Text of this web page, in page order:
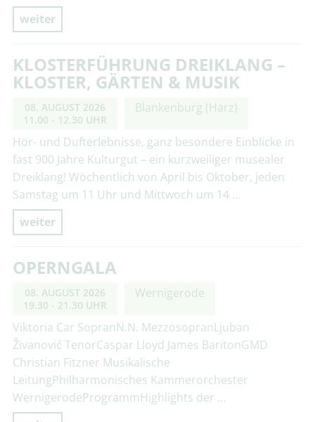
weiter
KLOSTERFÜHRUNG DREIKLANG –
KLOSTER, GÄRTEN & MUSIK
08. AUGUST 2026
11.00 - 12.30 UHR
Blankenburg (Harz)
Hör- und Dufterlebnisse, ganz besondere Einblicke in
fast 900 Jahre Kulturgut – ein kurzweiliger musealer
Dreiklang! Wöchentlich von April bis Oktober, jeden
Samstag um 11 Uhr und Mittwoch um 14 …
weiter
OPERNGALA
08. AUGUST 2026
19.30 - 21.30 UHR
Wernigerode
Viktoria Car SopranN.N. MezzosopranLjuban
Živanović TenorCaspar Lloyd James BaritonGMD
Christian Fitzner Musikalische
LeitungPhilharmonisches Kammerorchester
WernigerodeProgrammHighlights der …